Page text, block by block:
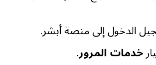
الدخول إلى منصة أبشر.
خدمات المرور.